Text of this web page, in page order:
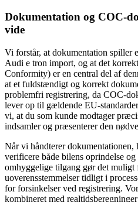
Dokumentation og COC-
vide
Vi forstår, at dokumentation spiller
Audi e tron import, og at det
Conformity) er en central del af
at et fuldstændigt og korrekt
problemfri registrering, da COC-
lever op til gældende EU-
vi, at du som kunde modtager
indsamler og præsenterer den
Når vi håndterer
verificere både bilens oprindelse
omhyggelige tilgang gør det muligt
uoverensstemmelser tidligt i
for forsinkelser ved registrering.
kombineret med